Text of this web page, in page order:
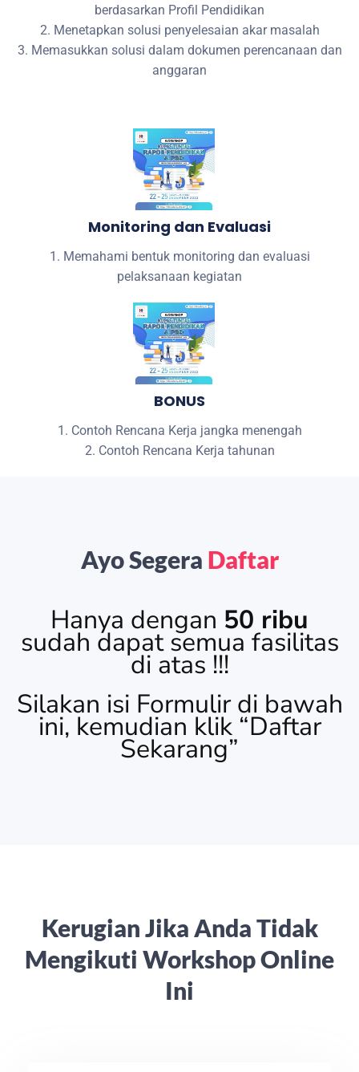
berdasarkan Profil Pendidikan
2. Menetapkan solusi penyelesaian akar masalah
3. Memasukkan solusi dalam dokumen perencanaan dan
anggaran
Monitoring dan Evaluasi
1. Memahami bentuk monitoring dan evaluasi
pelaksanaan kegiatan
BONUS
1. Contoh Rencana Kerja jangka menengah
2. Contoh Rencana Kerja tahunan
Ayo Segera Daftar
Hanya dengan 50 ribu
sudah dapat semua fasilitas
di atas !!!
Silakan isi Formulir di bawah
ini, kemudian klik “Daftar
Sekarang”
Kerugian Jika Anda Tidak
Mengikuti Workshop Online
Ini